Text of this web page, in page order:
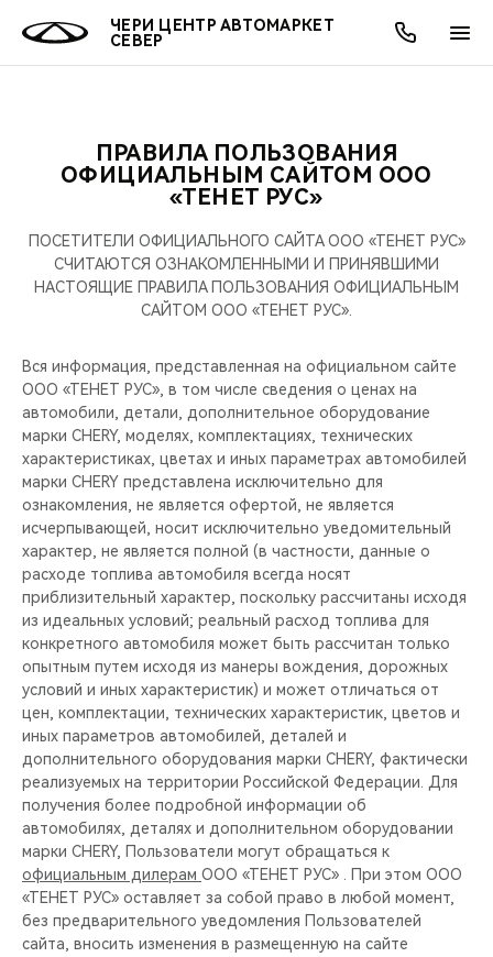
ЧЕРИ ЦЕНТР АВТОМАРКЕТ
СЕВЕР
МОДЕЛИ
КРОССОВЕРЫ
НОВИНКИ
ПОКУПАТЕЛЯМ
КРЕДИТ И СТРАХОВАНИЕ
ВЛАДЕЛЬЦАМ
ЗАПЧАСТИ И АКСЕССУАРЫ
CHERY CONNECT
МИР CHERY
О БРЕНДЕ
ЛЮДИ CHERY
БЛАГОТВОРИТЕЛЬНОСТЬ
CHERY REMOTE
CHERY И СПОРТ
НАШИ МЕРОПРИЯТИЯ
ВИДЕООБЗОРЫ
CHERY ДЛЯ ДЕТЕЙ
АКЦИИ
ОНЛАЙН СЕРВИСЫ
КРЕДИТ
О КОМПАНИИ
МЫ В СОЦСЕТЯХ
ПРАВИЛА ПОЛЬЗОВАНИЯ
ОФИЦИАЛЬНЫМ САЙТОМ ООО
«ТЕНЕТ РУС»
ПОСЕТИТЕЛИ ОФИЦИАЛЬНОГО САЙТА ООО «ТЕНЕТ РУС»
СЧИТАЮТСЯ ОЗНАКОМЛЕННЫМИ И ПРИНЯВШИМИ
НАСТОЯЩИЕ ПРАВИЛА ПОЛЬЗОВАНИЯ ОФИЦИАЛЬНЫМ
САЙТОМ ООО «ТЕНЕТ РУС».
Вся информация, представленная на официальном сайте
ООО «ТЕНЕТ РУС», в том числе сведения о ценах на
автомобили, детали, дополнительное оборудование
марки CHERY, моделях, комплектациях, технических
характеристиках, цветах и иных параметрах автомобилей
марки CHERY представлена исключительно для
ознакомления, не является офертой, не является
исчерпывающей, носит исключительно уведомительный
характер, не является полной (в частности, данные о
расходе топлива автомобиля всегда носят
приблизительный характер, поскольку рассчитаны исходя
из идеальных условий; реальный расход топлива для
конкретного автомобиля может быть рассчитан только
опытным путем исходя из манеры вождения, дорожных
условий и иных характеристик) и может отличаться от
цен, комплектации, технических характеристик, цветов и
иных параметров автомобилей, деталей и
дополнительного оборудования марки CHERY, фактически
реализуемых на территории Российской Федерации. Для
получения более подробной информации об
автомобилях, деталях и дополнительном оборудовании
марки CHERY, Пользователи могут обращаться к
официальным дилерам ООО «ТЕНЕТ РУС» . При этом ООО
«ТЕНЕТ РУС» оставляет за собой право в любой момент,
без предварительного уведомления Пользователей
сайта, вносить изменения в размещенную на сайте